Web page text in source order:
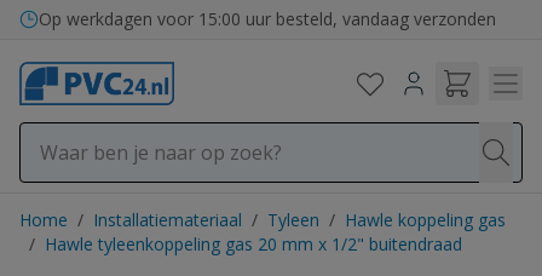
Ga naar de inhoud
Op werkdagen voor 15:00 uur besteld, vandaag verzonden
Home / Installatiemateriaal / Tyleen / Hawle koppeling gas
/ Hawle tyleenkoppeling gas 20 mm x 1/2" buitendraad